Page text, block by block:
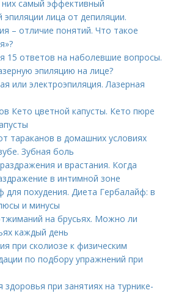
них самый эффективный
лица от депиляции.
– отличие понятий. Что такое
15 ответов на наболевшие вопросы.
эпиляцию на лице?
или электроэпиляция. Лазерная
Кето цветной капусты. Кето пюре
тараканов в домашних условиях
Зубная боль
и врастания. Когда
в интимной зоне
для похудения. Диета Гербалайф: в
и минусы
на брусьях. Можно ли
каждый день
при сколиозе к физическим
по подбору упражнений при
здоровья при занятиях на турнике-